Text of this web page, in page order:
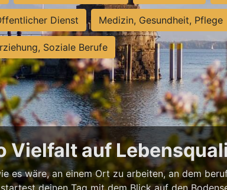
Dienst Medizin, Gesundheit, Pflege
Soziale Berufe
Vielfalt auf
es wäre, an einem Ort zu arbeiten, an dem